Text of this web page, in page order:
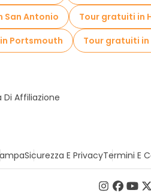
San Antonio Tour gratuiti in
Portsmouth Tour gratuiti in
Affiliazione
Sicurezza E PrivacyTermini E